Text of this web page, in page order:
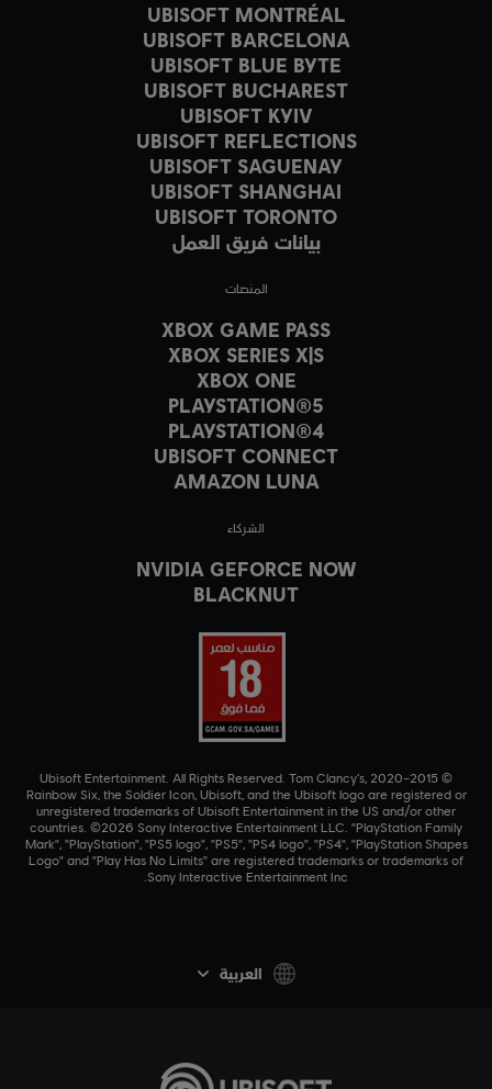
UBISOFT MONTRÉAL
UBISOFT BARCELONA
UBISOFT BLUE BYTE
UBISOFT BUCHAREST
UBISOFT KYIV
UBISOFT REFLECTIONS
UBISOFT SAGUENAY
UBISOFT SHANGHAI
UBISOFT TORONTO
بيانات فريق العمل
المنصات
XBOX GAME PASS
XBOX SERIES X|S
XBOX ONE
PLAYSTATION®5
PLAYSTATION®4
UBISOFT CONNECT
AMAZON LUNA
الشركاء
NVIDIA GEFORCE NOW
BLACKNUT
© 2015–2020 Ubisoft Entertainment. All Rights Reserved. Tom Clancy’s,
Rainbow Six, the Soldier Icon, Ubisoft, and the Ubisoft logo are registered or
unregistered trademarks of Ubisoft Entertainment in the US and/or other
countries. ©2026 Sony Interactive Entertainment LLC. "PlayStation Family
Mark", "PlayStation", "PS5 logo", "PS5", "PS4 logo", "PS4", "PlayStation Shapes
Logo" and "Play Has No Limits" are registered trademarks or trademarks of
Sony Interactive Entertainment Inc.
العربية